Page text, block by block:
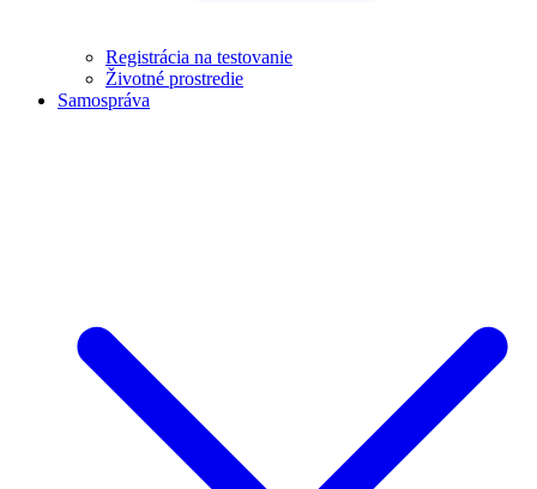
Registrácia na testovanie
Životné prostredie
Samospráva